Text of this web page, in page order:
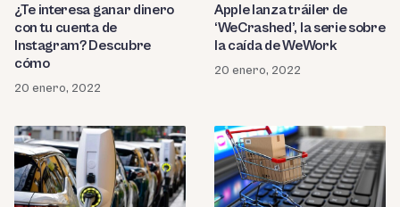
¿Te interesa ganar dinero
con tu cuenta de
Instagram? Descubre
cómo
20 enero, 2022
Apple lanza tráiler de
‘WeCrashed’, la serie sobre
la caída de WeWork
20 enero, 2022